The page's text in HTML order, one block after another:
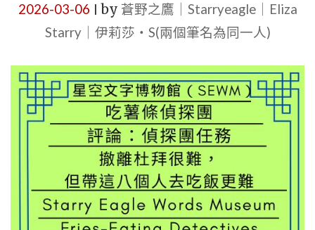
食
限
｜
評
論：
偵
探
團
任
2026-03-06 by 蒼野之鷹｜Starryeagle｜Eliza
Starry｜伊莉莎・S(兩個筆名為同一人)